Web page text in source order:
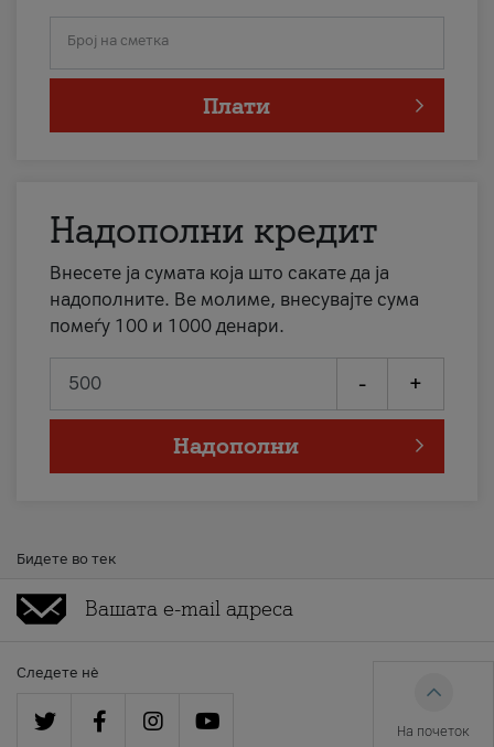
Број на сметка
Плати
Надополни кредит
Внесете ја сумата која што сакате да ја
надополните. Ве молиме, внесувајте сума
помеѓу 100 и 1000 денари.
- +
Надополни
Бидете во тек
Следете нè
На почеток